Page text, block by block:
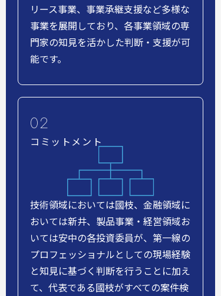
リース事業、事業承継支援など多様な
事業を展開しており、各事業領域の専
門家の知見を活かした判断・支援が可
能です。
コミットメント
技術領域においては國枝、金融領域に
おいては新井、製品事業・経営領域お
いては安中の各投資委員が、第一線の
プロフェッショナルとしての現場経験
と知見に基づく判断を行うことに加え
て、代表である國枝がすべての案件検